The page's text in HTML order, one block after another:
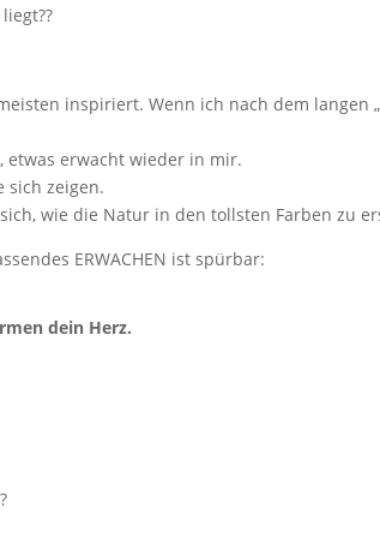
inspiriert. Wenn ich nach dem langen
etwas erwacht wieder in mir.
sich zeigen.
wie die Natur in den tollsten Farben zu
ERWACHEN ist spürbar:
dein Herz.